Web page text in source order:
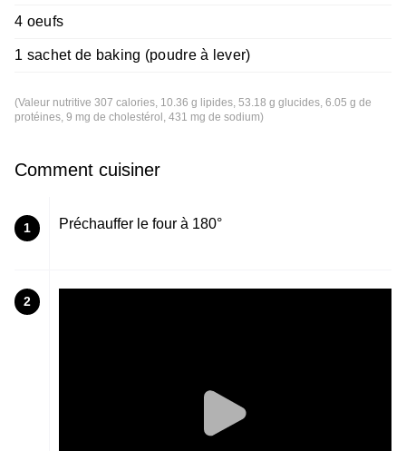
4 oeufs
1 sachet de baking (poudre à lever)
(Valeur nutritive 307 calories, 10.36 g lipides, 53.18 g glucides, 6.05 g de
protéines, 9 mg de cholestérol, 431 mg de sodium)
Comment cuisiner
1 Préchauffer le four à 180°
2